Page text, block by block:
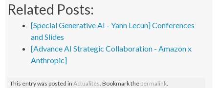
Related Posts:
[Special Generative AI - Yann Lecun] Conferences
and Slides
[Advance AI Strategic Collaboration - Amazon x
Anthropic]
This entry was posted inActualités . Bookmark the permalink